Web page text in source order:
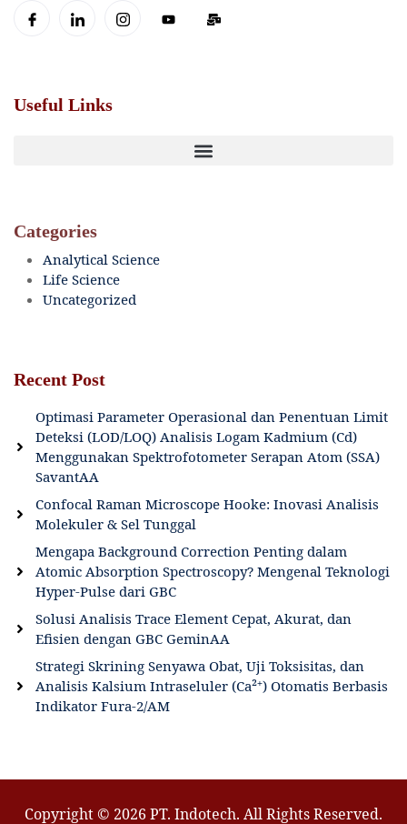
Useful Links
Categories
Analytical Science
Life Science
Uncategorized
Recent Post
Optimasi Parameter Operasional dan Penentuan Limit
Deteksi (LOD/LOQ) Analisis Logam Kadmium (Cd)
Menggunakan Spektrofotometer Serapan Atom (SSA)
SavantAA
Confocal Raman Microscope Hooke: Inovasi Analisis
Molekuler & Sel Tunggal
Mengapa Background Correction Penting dalam
Atomic Absorption Spectroscopy? Mengenal Teknologi
Hyper-Pulse dari GBC
Solusi Analisis Trace Element Cepat, Akurat, dan
Efisien dengan GBC GeminAA
Strategi Skrining Senyawa Obat, Uji Toksisitas, dan
Analisis Kalsium Intraseluler (Ca²⁺) Otomatis Berbasis
Indikator Fura-2/AM
Copyright © 2026 PT. Indotech. All Rights Reserved.